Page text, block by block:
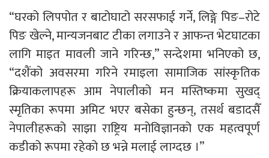
“घरको लिपपोत र बाटोघाटो सरसफाई गर्ने, लिङ्गे पिङ–रोटे
पिङ खेल्ने, मान्यजनबाट टीका लगाउने र आफन्त भेटघाटका
लागि माइत मावली जाने गरिन्छ,” सन्देशमा भनिएको छ,
“दशैंको अवसरमा गरिने रमाइला सामाजिक सांस्कृतिक
क्रियाकलापहरू आम नेपालीको मन मस्तिष्कमा सुखद्
स्मृतिका रूपमा अमिट भएर बसेका हुन्छन्, तसर्थ बडादसैँ
नेपालीहरूको साझा राष्ट्रिय मनोविज्ञानको एक महत्वपूर्ण
कडीको रूपमा रहेको छ भन्ने मलाई लाग्दछ ।”